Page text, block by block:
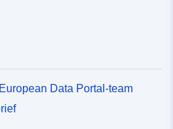
Data Portal-team